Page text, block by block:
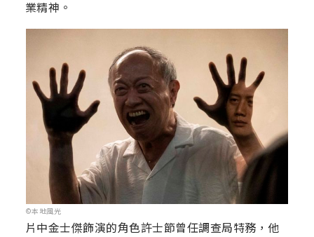
業精神。
©本地風光
片中金士傑飾演的角色許士節曾任調查局特務，他